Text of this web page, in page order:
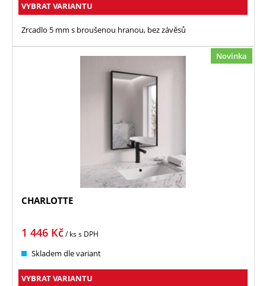
VYBRAT VARIANTU
Zrcadlo 5 mm s broušenou hranou, bez závěsů
Novinka
CHARLOTTE
1 446 Kč/ kss DPH
Skladem dle variant
VYBRAT VARIANTU